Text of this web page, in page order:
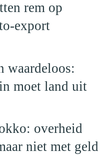
rem op
export
waardeloos:
moet land uit
overheid
niet met geld